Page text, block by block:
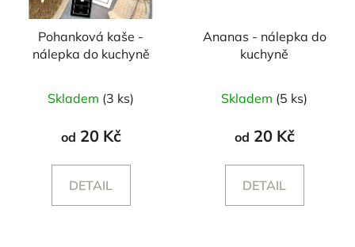
Pohanková kaše -
nálepka do kuchyně
Skladem (3 ks)
od 20 Kč
DETAIL
Ananas - nálepka do
kuchyně
Skladem (5 ks)
od 20 Kč
DETAIL